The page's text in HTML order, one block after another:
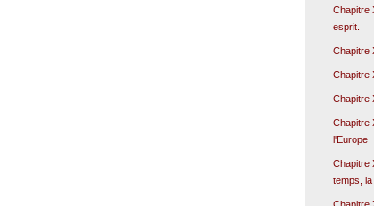
Chapitre
esprit.
Chapitre
Chapitre
Chapitre
Chapitre
l'Europe
Chapitre
temps,